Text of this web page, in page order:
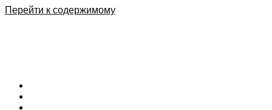
Перейти к содержимому